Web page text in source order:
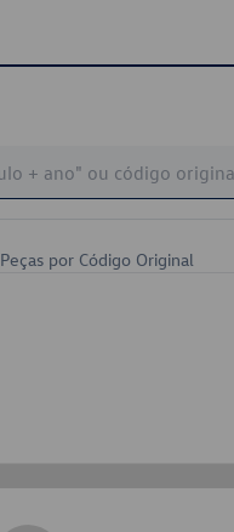
Peças por Código Original